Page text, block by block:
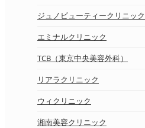
ジュノビューティークリニック
エミナルクリニック
TCB（東京中央美容外科）
リアラクリニック
ウィクリニック
湘南美容クリニック